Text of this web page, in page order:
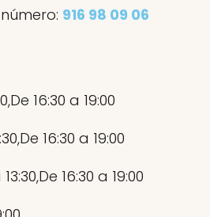
916 98 09 06
16:30 a 19:00
16:30 a 19:00
16:30 a 19:00